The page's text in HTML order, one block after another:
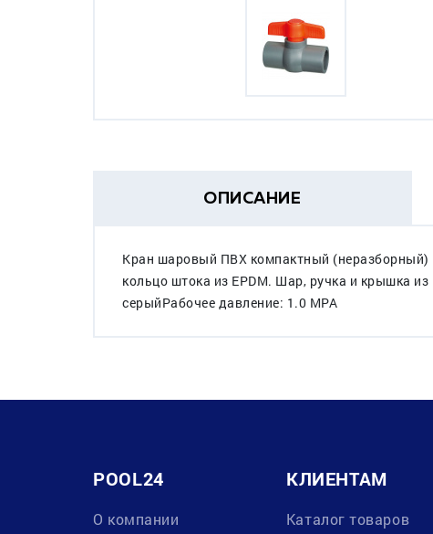
ОПИСАНИЕ
Кран шаровый ПВХ компактный (неразборный)
кольцо штока из EPDM. Шар, ручка и крышка
серыйРабочее давление: 1.0 МРА
POOL24
О компании
КЛИЕНТАМ
Каталог товаров